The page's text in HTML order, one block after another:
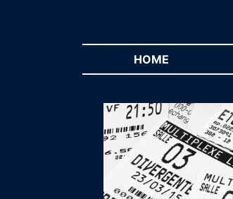
HOME